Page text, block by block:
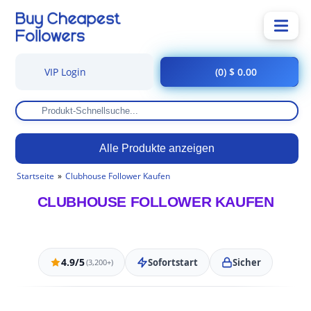
Alle Produkte anzeigen
VIP Login (0) $ 0.00
Startseite Clubhouse Follower Kaufen
CLUBHOUSE FOLLOWER KAUFEN
4.9/5(3,200+) Sofortstart Sicher